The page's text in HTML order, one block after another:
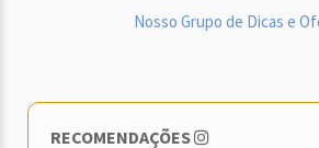
Nosso Grupo de Dicas e
RECOMENDAÇÕES